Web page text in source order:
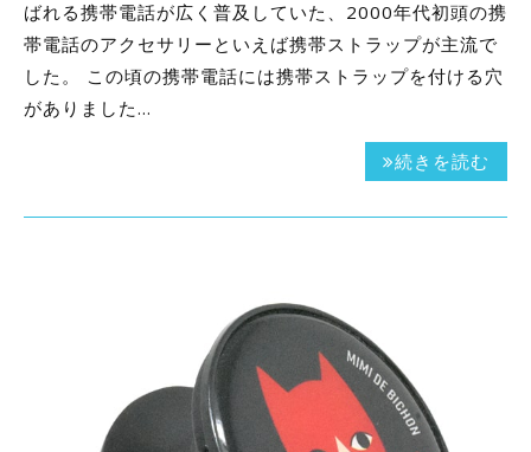
ばれる携帯電話が広く普及していた、2000年代初頭の携
帯電話のアクセサリーといえば携帯ストラップが主流で
した。 この頃の携帯電話には携帯ストラップを付ける穴
がありました…
続きを読む